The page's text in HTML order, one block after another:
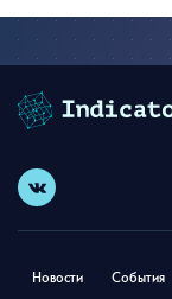
Новости События